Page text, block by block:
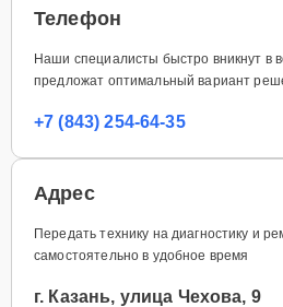
Телефон
Наши специалисты быстро вникнут в
предложат оптимальный вариант
+7 (843) 254-64-35
Адрес
Передать технику на диагностику и
самостоятельно в удобное время
г. Казань, улица Чехова, 9